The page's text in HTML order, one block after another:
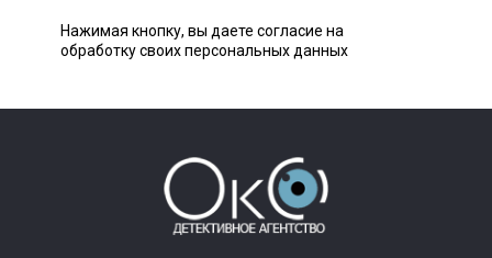
Нажимая кнопку, вы даете согласие на
обработку своих персональных данных